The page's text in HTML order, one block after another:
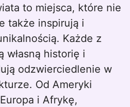
to miejsca, które nie
także inspirują i
Każde z
własną historię i
odzwierciedlenie w
Od Ameryki
i Afrykę,